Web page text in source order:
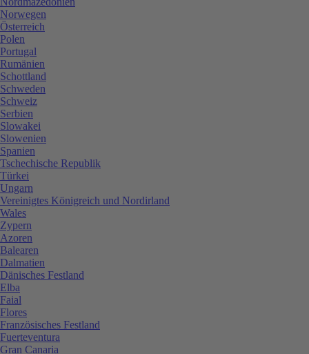
Norwegen
Österreich
Polen
Portugal
Rumänien
Schottland
Schweden
Schweiz
Serbien
Slowakei
Slowenien
Spanien
Tschechische Republik
Türkei
Ungarn
Vereinigtes Königreich und Nordirland
Wales
Zypern
Azoren
Balearen
Dalmatien
Dänisches Festland
Elba
Faial
Flores
Französisches Festland
Fuerteventura
Gran Canaria